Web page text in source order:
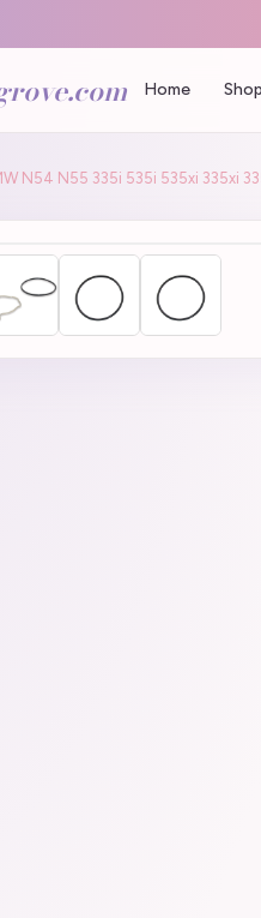
Home
N54 N55 335i 535i 535xi 335xi